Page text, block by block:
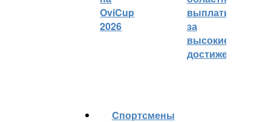
OviCup
2026
выплаты
за
высокие
достижения
Cпортсмены